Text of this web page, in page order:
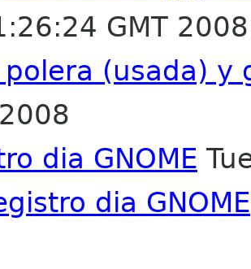
GMT 2008
(usada) y
dia GNOME
dia GNOME